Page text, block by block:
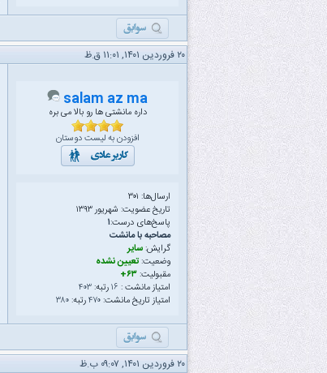
۲۰ فروردین ۱۴۰۱, ۱۱:۰۱ ق.ظ
salam az ma
داره مانشتی ها رو بالا می بره
افزودن به لیست دوستان
ارسال‌ها: ۳۰۱
تاریخ عضویت: شهریور ۱۳۹۳
پاسخ‌های درست:۱
مصاحبه با مانشت
گرایش:سایر
وضعیت:تعیین نشده
مقبولیت:۶۳+
امتیاز مانشت : ۱۶رتبه:۴۰۳
امتیاز تاریخ مانشت:۴۷۰رتبه:۳۸۰
۲۰ فروردین ۱۴۰۱, ۰۹:۰۷ ب.ظ